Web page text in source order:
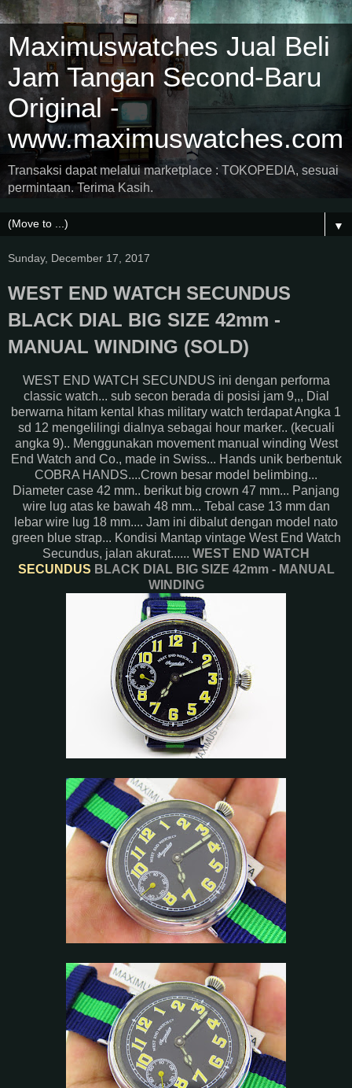
Maximuswatches Jual Beli
Jam Tangan Second-Baru
Original -
www.maximuswatches.com
Transaksi dapat melalui marketplace : TOKOPEDIA, sesuai
permintaan. Terima Kasih.
▼
Sunday, December 17, 2017
WEST END WATCH SECUNDUS
BLACK DIAL BIG SIZE 42mm -
MANUAL WINDING (SOLD)
WEST END WATCH SECUNDUS ini dengan performa
classic watch... sub secon berada di posisi jam 9,,, Dial
berwarna hitam kental khas military watch terdapat Angka 1
sd 12 mengelilingi dialnya sebagai hour marker.. (kecuali
angka 9).. Menggunakan movement manual winding West
End Watch and Co., made in Swiss... Hands unik berbentuk
COBRA HANDS....Crown besar model belimbing...
Diameter case 42 mm.. berikut big crown 47 mm... Panjang
wire lug atas ke bawah 48 mm... Tebal case 13 mm dan
lebar wire lug 18 mm.... Jam ini dibalut dengan model nato
green blue strap... Kondisi Mantap vintage West End Watch
Secundus, jalan akurat...... WEST END WATCH
SECUNDUS BLACK DIAL BIG SIZE 42mm - MANUAL
WINDING